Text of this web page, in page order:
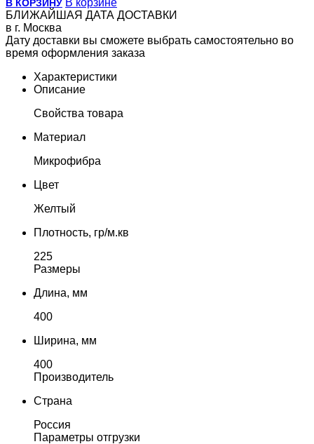
В КОРЗИНУ В корзине
БЛИЖАЙШАЯ ДАТА ДОСТАВКИ
в г. Москва
Дату доставки вы сможете выбрать самостоятельно во
время оформления заказа
Характеристики
Описание
Свойства товара
Материал
Микрофибра
Цвет
Желтый
Плотность, гр/м.кв
225
Размеры
Длина, мм
400
Ширина, мм
400
Производитель
Страна
Россия
Параметры отгрузки